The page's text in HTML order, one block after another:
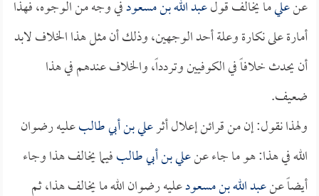
عنعليما يخالف قولعبد الله بن مسعودفي وجه من الوجوه، فهذا
أمارة على نكارة وعلة أحد الوجهين، وذلك أن مثل هذا الخلاف لابد
أن يحدث خلافاً في الكوفيين وتردداً، والخلاف عندهم في هذا
ضعيف.
ولهذا نقول: إن من قرائن إعلال أثرعلي بن أبي طالبعليه رضوان
الله في هذا: هو ما جاء عنعلي بن أبي طالبفيما يخالف هذا وجاء
أيضاً عنعبد الله بن مسعودعليه رضوان الله ما يخالف هذا، ثم